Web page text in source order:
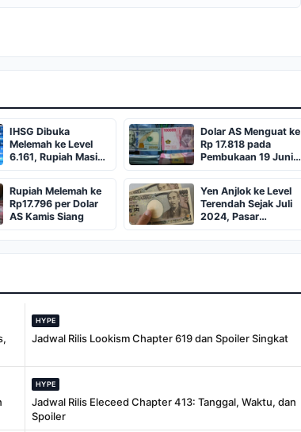
IHSG Dibuka
Melemah ke Level
6.161, Rupiah Masih
Tertekan
Dolar AS Menguat ke
Rp 17.818 pada
Pembukaan 19 Juni
2026
Rupiah Melemah ke
Rp17.796 per Dolar
AS Kamis Siang
Yen Anjlok ke Level
Terendah Sejak Juli
2024, Pasar
Waspada Intervensi
Jepang
HYPE
Jadwal Rilis Lookism Chapter 619 dan Spoiler Singkat
HYPE
Jadwal Rilis Eleceed Chapter 413: Tanggal, Waktu, dan
Spoiler